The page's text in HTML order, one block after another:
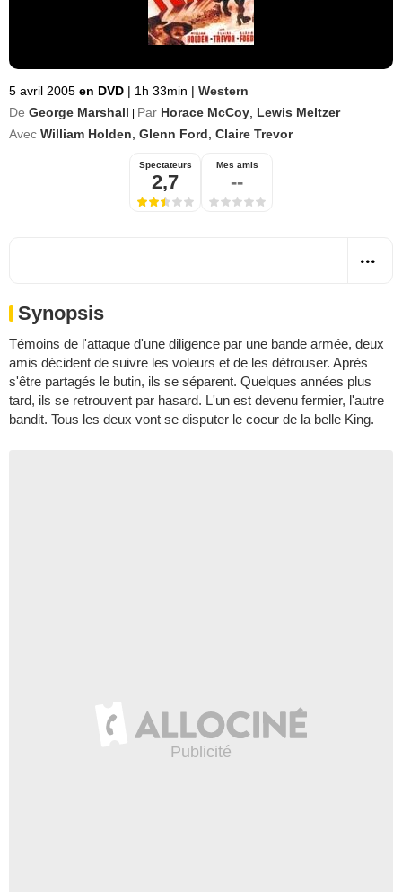
5 avril 2005 en DVD | 1h 33min | Western
De George Marshall Par Horace McCoy Lewis Meltzer
Avec William Holden Glenn Ford Claire Trevor
Spectateurs
2,7
Mes amis
--
Synopsis
Témoins de l'attaque d'une diligence par une bande armée, deux
amis décident de suivre les voleurs et de les détrouser. Après
s'être partagés le butin, ils se séparent. Quelques années plus
tard, ils se retrouvent par hasard. L'un est devenu fermier, l'autre
bandit. Tous les deux vont se disputer le coeur de la belle King.